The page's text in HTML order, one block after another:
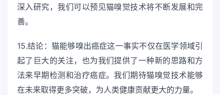
深入研究，我们可以预见猫嗅觉技术将不断发展和完
善。
15.结论：猫能够嗅出癌症这一事实不仅在医学领域引
起了巨大的关注，也为我们提供了一种新的思路和方
法来早期检测和治疗癌症。我们期待猫嗅觉技术能够
在未来取得更多突破，为人类健康贡献更大的力量。